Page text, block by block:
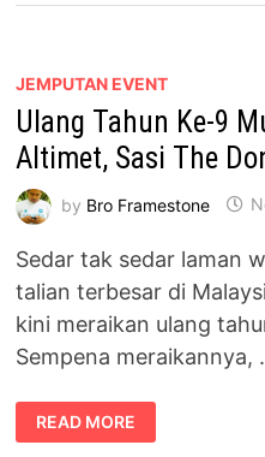
JEMPUTAN EVENT
Ulang Tahun Ke-9
Altimet, Sasi The
by Bro Framestone
Sedar tak sedar laman
talian terbesar di
kini meraikan ulang
Sempena meraikannya,
ULANG
TAHUN
KE-
READ MORE